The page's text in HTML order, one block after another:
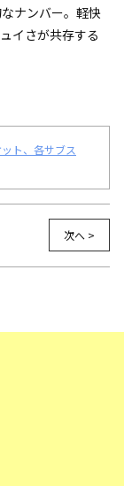
ナンバー。軽快
イさが共存する
ト、各サブス
次へ >